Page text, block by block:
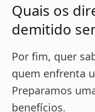
Quais os
demitido
Por fim, quer
quem enfrenta
Preparamos
benefícios.